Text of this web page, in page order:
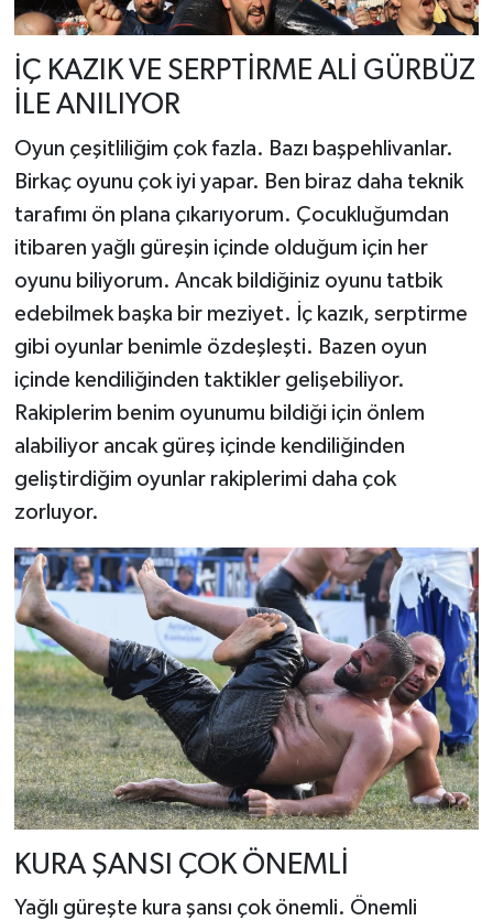
İÇ KAZIK VE SERPTİRME ALİ GÜRBÜZ
İLE ANILIYOR
Oyun çeşitliliğim çok fazla. Bazı başpehlivanlar.
Birkaç oyunu çok iyi yapar. Ben biraz daha teknik
tarafımı ön plana çıkarıyorum. Çocukluğumdan
itibaren yağlı güreşin içinde olduğum için her
oyunu biliyorum. Ancak bildiğiniz oyunu tatbik
edebilmek başka bir meziyet. İç kazık, serptirme
gibi oyunlar benimle özdeşleşti. Bazen oyun
içinde kendiliğinden taktikler gelişebiliyor.
Rakiplerim benim oyunumu bildiği için önlem
alabiliyor ancak güreş içinde kendiliğinden
geliştirdiğim oyunlar rakiplerimi daha çok
zorluyor.
KURA ŞANSI ÇOK ÖNEMLİ
Yağlı güreşte kura şansı çok önemli. Önemli